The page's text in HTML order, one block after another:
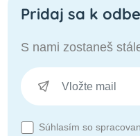
Pridaj sa k
S nami zostaneš
Súhlasím so